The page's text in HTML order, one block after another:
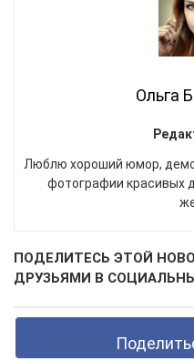
Ольга
Люблю хороший юмор,
фотографии красивых
ПОДЕЛИТЕСЬ ЭТОЙ
ДРУЗЬЯМИ В